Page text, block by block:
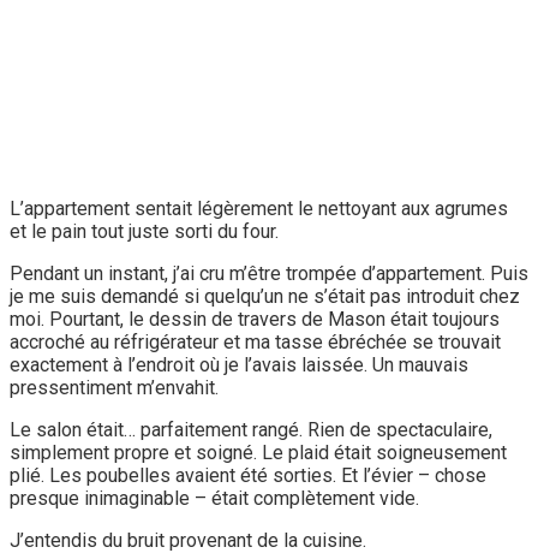
L’appartement sentait légèrement le nettoyant aux agrumes
et le pain tout juste sorti du four.
Pendant un instant, j’ai cru m’être trompée d’appartement. Puis
je me suis demandé si quelqu’un ne s’était pas introduit chez
moi. Pourtant, le dessin de travers de Mason était toujours
accroché au réfrigérateur et ma tasse ébréchée se trouvait
exactement à l’endroit où je l’avais laissée. Un mauvais
pressentiment m’envahit.
Le salon était… parfaitement rangé. Rien de spectaculaire,
simplement propre et soigné. Le plaid était soigneusement
plié. Les poubelles avaient été sorties. Et l’évier – chose
presque inimaginable – était complètement vide.
J’entendis du bruit provenant de la cuisine.